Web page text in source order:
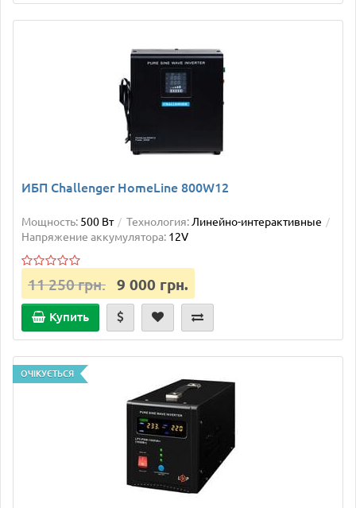
ИБП Challenger HomeLine 800W12
Мощность: 500 Вт Технология: Линейно-интерактивные
Напряжение аккумулятора: 12V
11 250 грн. 9 000 грн.
Купить
ОЧІКУЄТЬСЯ